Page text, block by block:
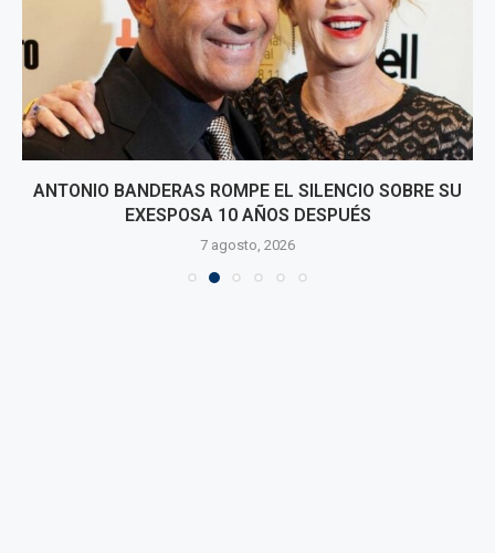
ANTONIO BANDERAS ROMPE EL SILENCIO SOBRE SU
EXESPOSA 10 AÑOS DESPUÉS
7 agosto, 2026